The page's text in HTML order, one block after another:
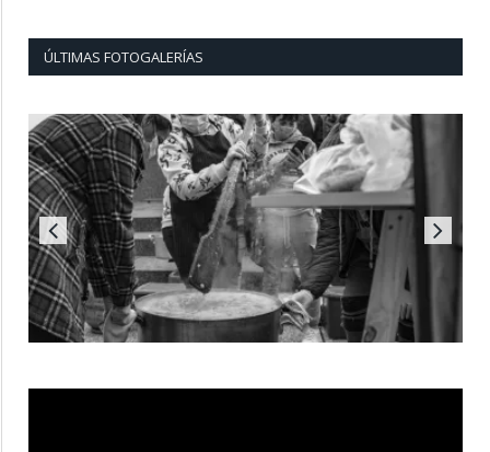
ÚLTIMAS FOTOGALERÍAS